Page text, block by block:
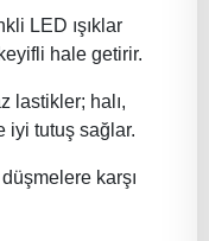
LED ışıklar
hale getirir.
lastikler; halı,
iyi tutuş sağlar.
karşı